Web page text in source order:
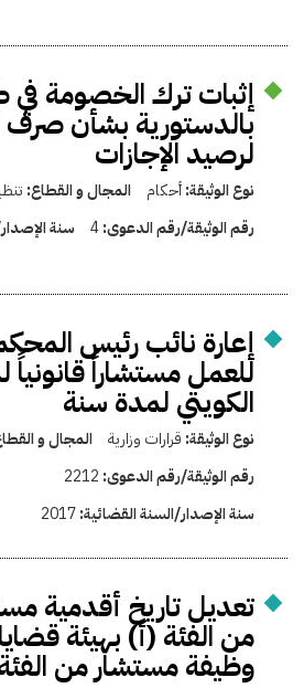
إثبات ترك الخصومة
بالدستورية بشأن صرف
لرصيد الإجازات
نوع الوثيقة:أحكام المجال و القطاع:
رقم الوثيقة/رقم الدعوى:4 سنة
إعارة نائب رئيس
للعمل مستشاراً
الكويتي لمدة سنة
نوع الوثيقة: قرارات وزارية المجال و
رقم الوثيقة/رقم الدعوى: 2212
سنة الإصدار/السنة القضائية:2017
تعديل تاريخ أقدمية
من الفئة (أ) بهيئة
وظيفة مستشار من